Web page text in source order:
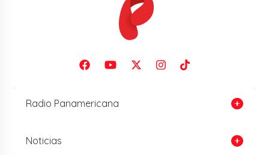
Radio Panamericana
Noticias